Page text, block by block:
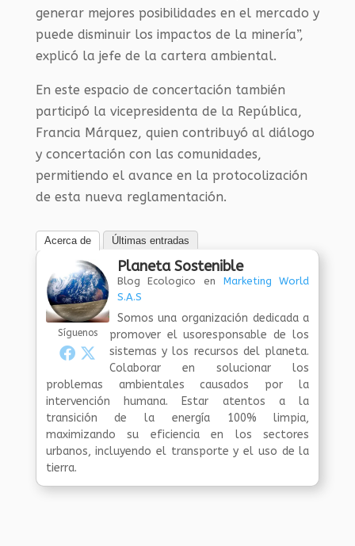
generar mejores posibilidades en el mercado y
puede disminuir los impactos de la minería”,
explicó la jefe de la cartera ambiental.
En este espacio de concertación también
participó la vicepresidenta de la República,
Francia Márquez, quien contribuyó al diálogo
y concertación con las comunidades,
permitiendo el avance en la protocolización
de esta nueva reglamentación.
Acerca de Últimas entradas
Síguenos
Planeta Sostenible
Blog Ecologico en Marketing World
S.A.S
Somos una organización dedicada a
promover el usoresponsable de los
sistemas y los recursos del planeta.
Colaborar en solucionar los
problemas ambientales causados por la
intervención humana. Estar atentos a la
transición de la energía 100% limpia,
maximizando su eficiencia en los sectores
urbanos, incluyendo el transporte y el uso de la
tierra.